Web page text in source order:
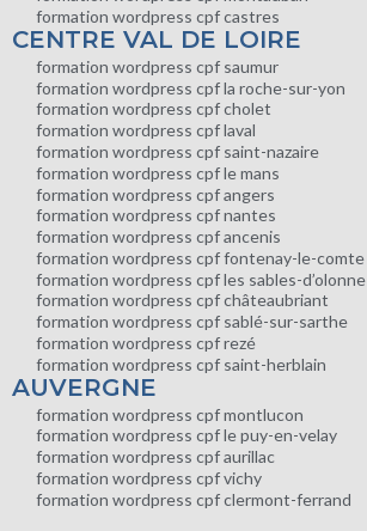
formation wordpress cpf castres
CENTRE VAL DE LOIRE
formation wordpress cpf saumur
formation wordpress cpf la roche-sur-yon
formation wordpress cpf cholet
formation wordpress cpf laval
formation wordpress cpf saint-nazaire
formation wordpress cpf le mans
formation wordpress cpf angers
formation wordpress cpf nantes
formation wordpress cpf ancenis
formation wordpress cpf fontenay-le-comte
formation wordpress cpf les sables-d’olonne
formation wordpress cpf châteaubriant
formation wordpress cpf sablé-sur-sarthe
formation wordpress cpf rezé
formation wordpress cpf saint-herblain
AUVERGNE
formation wordpress cpf montlucon
formation wordpress cpf le puy-en-velay
formation wordpress cpf aurillac
formation wordpress cpf vichy
formation wordpress cpf clermont-ferrand